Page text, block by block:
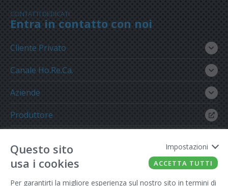
CONTATTI DEDICATI
Entra in contatto con noi
Cliente Privato
Canale Ho.Re.Ca.
Aziende
Produttore
Questo sito
usa i cookies
Per garantirti la migliore esperienza sul nostro sito in termini di
Impostazioni
ACCETTA TUTTI